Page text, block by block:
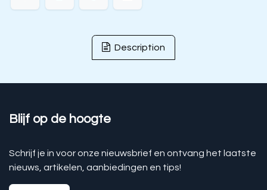
Description
Blijf op de hoogte
Schrijf je in voor onze nieuwsbrief en ontvang het laatste
nieuws, artikelen, aanbiedingen en tips!